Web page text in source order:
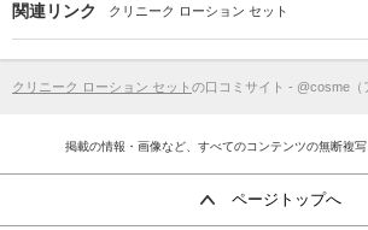
関連リンク クリニーク ローション セット
クリニーク ローション セット の口コミサイト - @cosme（
掲載の情報・画像など、すべてのコンテンツの無断複写
ページトップへ